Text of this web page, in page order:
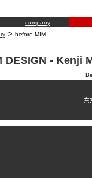
company
> before MIM
DESIGN - Kenji
东